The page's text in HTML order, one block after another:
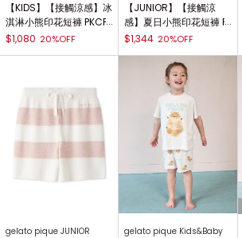
【KIDS】【接觸涼感】冰
淇淋小熊印花短褲 PKCP
262429
$1,080 20%OFF
【JUNIOR】【接觸涼
感】夏日小熊印花短褲 P
JCP262448
$1,344 20%OFF
gelato pique JUNIOR gelato pique Kids&Baby